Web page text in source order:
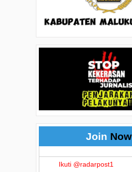
Join Now
Ikuti @radarpost1